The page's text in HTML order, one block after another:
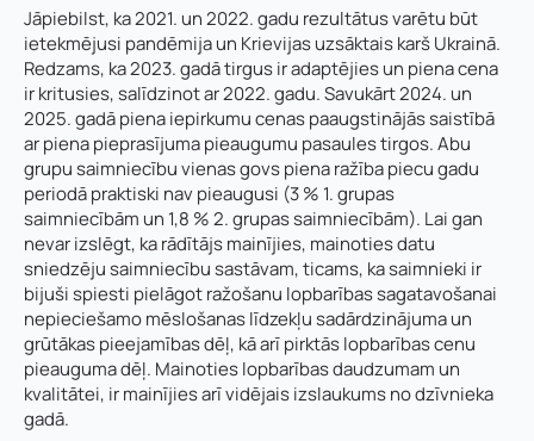
Jāpiebilst, ka 2021. un 2022. gadu rezultātus varētu būt
ietekmējusi pandēmija un Krievijas uzsāktais karš Ukrainā.
Redzams, ka 2023. gadā tirgus ir adaptējies un piena cena
ir kritusies, salīdzinot ar 2022. gadu. Savukārt 2024. un
2025. gadā piena iepirkumu cenas paaugstinājās saistībā
ar piena pieprasījuma pieaugumu pasaules tirgos. Abu
grupu saimniecību vienas govs piena ražība piecu gadu
periodā praktiski nav pieaugusi (3 % 1. grupas
saimniecībām un 1,8 % 2. grupas saimniecībām). Lai gan
nevar izslēgt, ka rādītājs mainījies, mainoties datu
sniedzēju saimniecību sastāvam, ticams, ka saimnieki ir
bijuši spiesti pielāgot ražošanu lopbarības sagatavošanai
nepieciešamo mēslošanas līdzekļu sadārdzinājuma un
grūtākas pieejamības dēļ, kā arī pirktās lopbarības cenu
pieauguma dēļ. Mainoties lopbarības daudzumam un
kvalitātei, ir mainījies arī vidējais izslaukums no dzīvnieka
gadā.